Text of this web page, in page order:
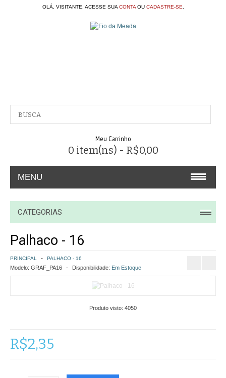
OLÁ, VISITANTE. ACESSE SUA CONTAOU CADASTRE-SE
Meu Carrinho
0 item(ns) - R$0,00
MENU
A EMPRESA
CONTATO
COMO COMPRAR
POLÍTICA DE FRETE GRÁTIS
CONTATO
CATEGORIAS
Palhaco - 16
PRINCIPAL PALHACO - 16
Modelo: GRAF_PA16 Disponibilidade: Em Estoque
Produto visto: 4050
R$2,35